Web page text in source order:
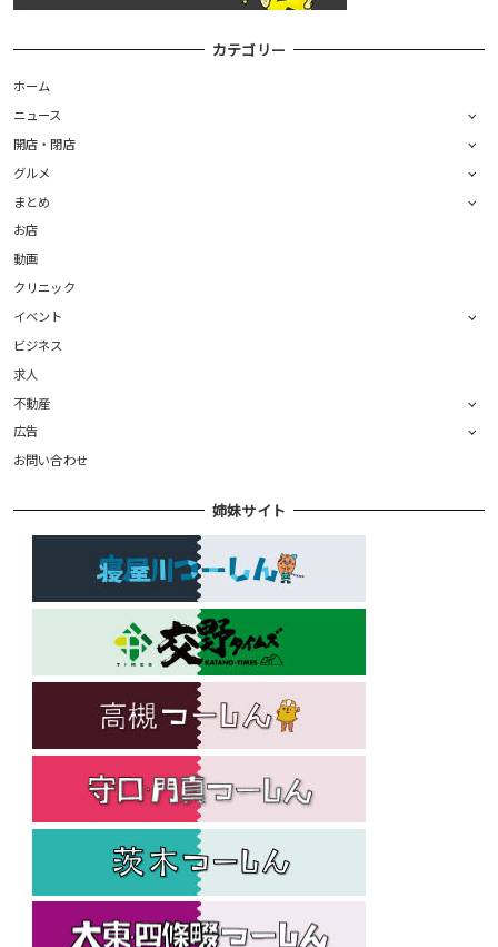
カテゴリー
ホーム
ニュース
開店・閉店
グルメ
まとめ
お店
動画
クリニック
イベント
ビジネス
求人
不動産
広告
お問い合わせ
姉妹サイト